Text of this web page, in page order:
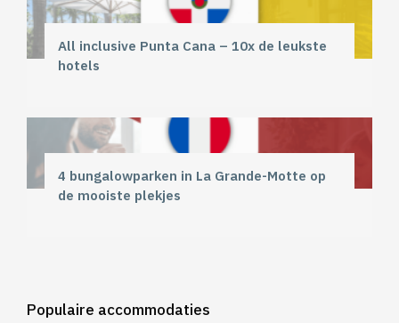
All inclusive Punta Cana – 10x de leukste
hotels
4 bungalowparken in La Grande-Motte op
de mooiste plekjes
Populaire accommodaties